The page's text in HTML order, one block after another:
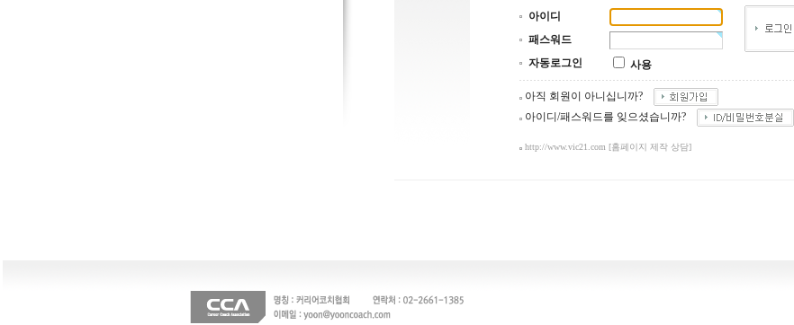
아이디
패스워드
자동로그인
사용
아직 회원이 아니십니까?
아이디/패스워드를 잊으셨습니까?
http://www.vic21.com [홈페이지 제작 상담]